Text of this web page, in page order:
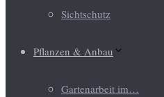
Sichtschutz
Pflanzen & Anbau
Gartenarbeit im…